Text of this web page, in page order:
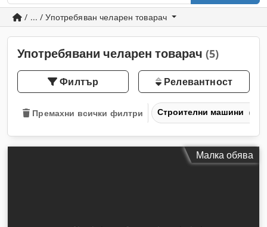
/ ... / Употребяван челарен товарач
Употребявани челарен товарач (5)
Филтър Релевантност
Премахни всички филтри Строителни машини
Малка обява